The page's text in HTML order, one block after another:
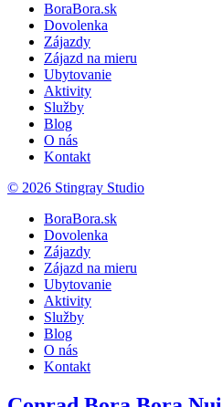
BoraBora.sk
Dovolenka
Zájazdy
Zájazd na mieru
Ubytovanie
Aktivity
Služby
Blog
O nás
Kontakt
© 2026 Stingray Studio
BoraBora.sk
Dovolenka
Zájazdy
Zájazd na mieru
Ubytovanie
Aktivity
Služby
Blog
O nás
Kontakt